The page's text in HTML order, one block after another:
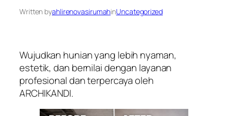
Written byahlirenovasirumahinUncategorized
Wujudkan hunian yang lebih nyaman,
estetik, dan bernilai dengan layanan
profesional dan terpercaya oleh
ARCHIKANDI.